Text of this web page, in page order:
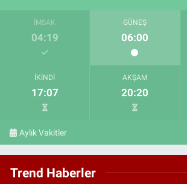
İMSAK
04:19
GÜNEŞ
06:00
İKINDI
17:07
AKŞAM
20:20
Aylık Vakitler
Trend Haberler